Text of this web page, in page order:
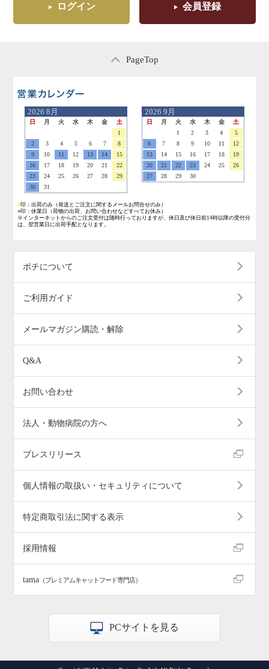
ログイン 会員登録
PageTop
2026 8月
日 月 火 水 木 金
土
1
2
3 4 5 6 7
8
9
10 11 12 13 14
15
16
17 18 19 20 21
22
23
24 25 26 27 28
29
30
31
2026 9月
日 月 火 水 木 金
土
1
2 3 4
5
6
7 8 9 10 11
12
13
14 15 16 17 18
19
20
21 22 23 24 25
26
27
28 29 30
■印：出荷のみ （発送とご注文に関するメールお問合せのみ）
■印：休業日
（荷物の出荷、お問い合わせなどすべてお休み）
※インターネットからのご注文受付は随時行っておりますが、休日及び休日前14時以降の受付分
は、翌営業日に出荷手配となります。
ポチについて
ご利用ガイド
メールマガジン購読・解除
Q&A
お問い合わせ
法人・動物病院の方へ
プレスリリース
個人情報の取扱い・セキュリティについて
特定商取引法に関する表示
採用情報
tama （プレミアムキャットフード専門店）
PCサイトを見る